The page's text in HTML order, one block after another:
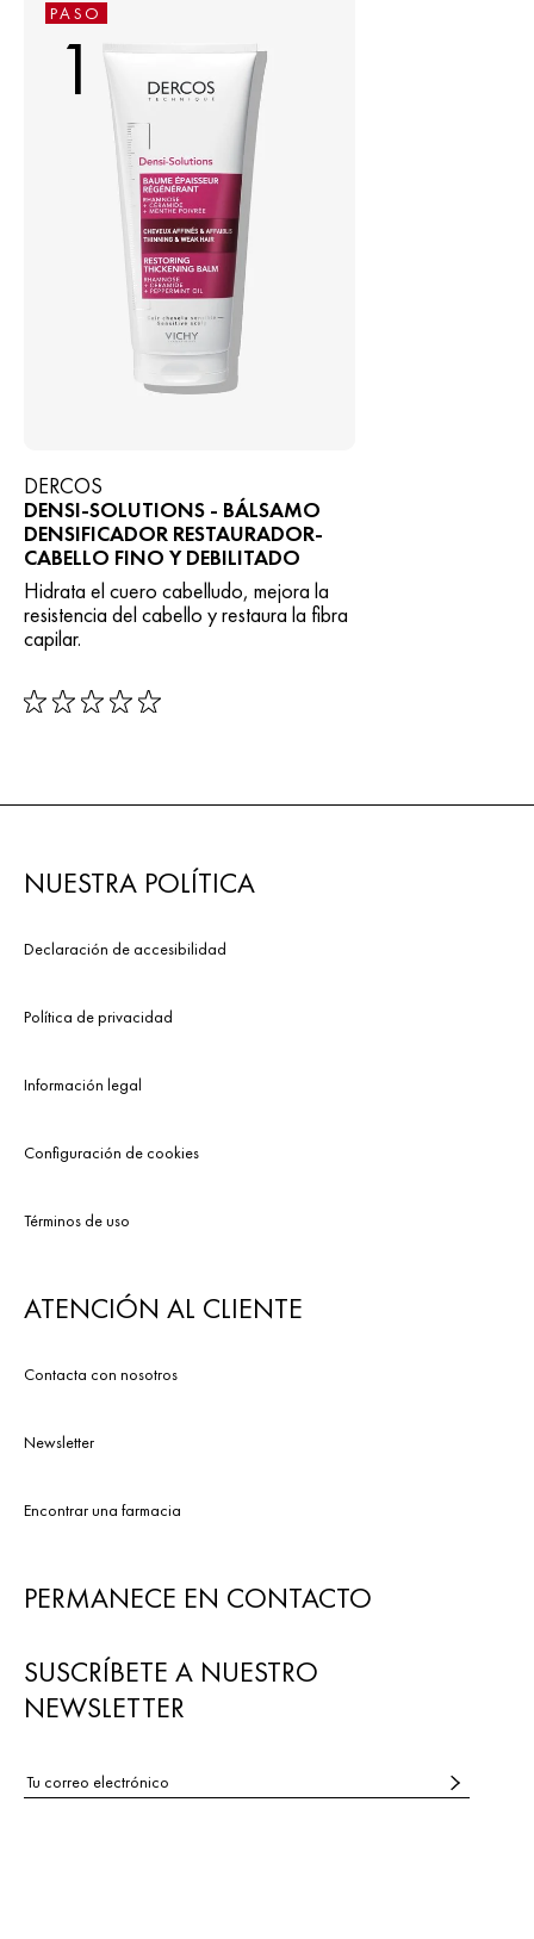
PASO
1
DERCOS
DENSI-SOLUTIONS - BÁLSAMO
DENSIFICADOR RESTAURADOR-
CABELLO FINO Y DEBILITADO
Hidrata el cuero cabelludo, mejora la
resistencia del cabello y restaura la fibra
capilar.
rating: 0 out of 5
NUESTRA POLÍTICA
Declaración de accesibilidad
Política de privacidad
Información legal
Configuración de cookies
Términos de uso
ATENCIÓN AL CLIENTE
Contacta con nosotros
Newsletter
Encontrar una farmacia
PERMANECE EN CONTACTO
SUSCRÍBETE A NUESTRO
NEWSLETTER